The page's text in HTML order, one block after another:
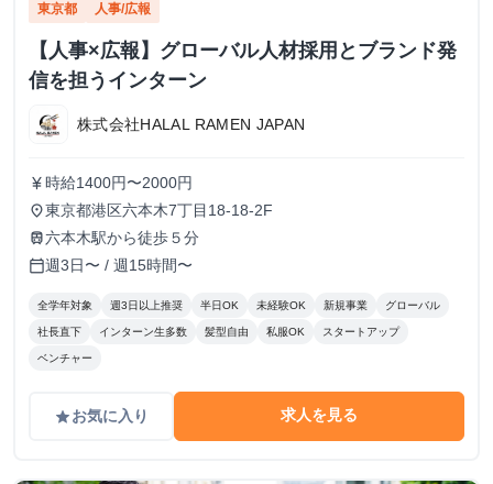
東京都 人事/広報
【人事×広報】グローバル人材採用とブランド発
信を担うインターン
株式会社HALAL RAMEN JAPAN
currency_yen 時給1400円〜2000円
place東京都港区六本木7丁目18-18-2F
train六本木駅から徒歩５分
calendar_today週3日〜 / 週15時間〜
全学年対象 週3日以上推奨 半日OK 未経験OK 新規事業 グローバル
社長直下 インターン生多数 髪型自由 私服OK スタートアップ
ベンチャー
gradeお気に入り 求人を見る